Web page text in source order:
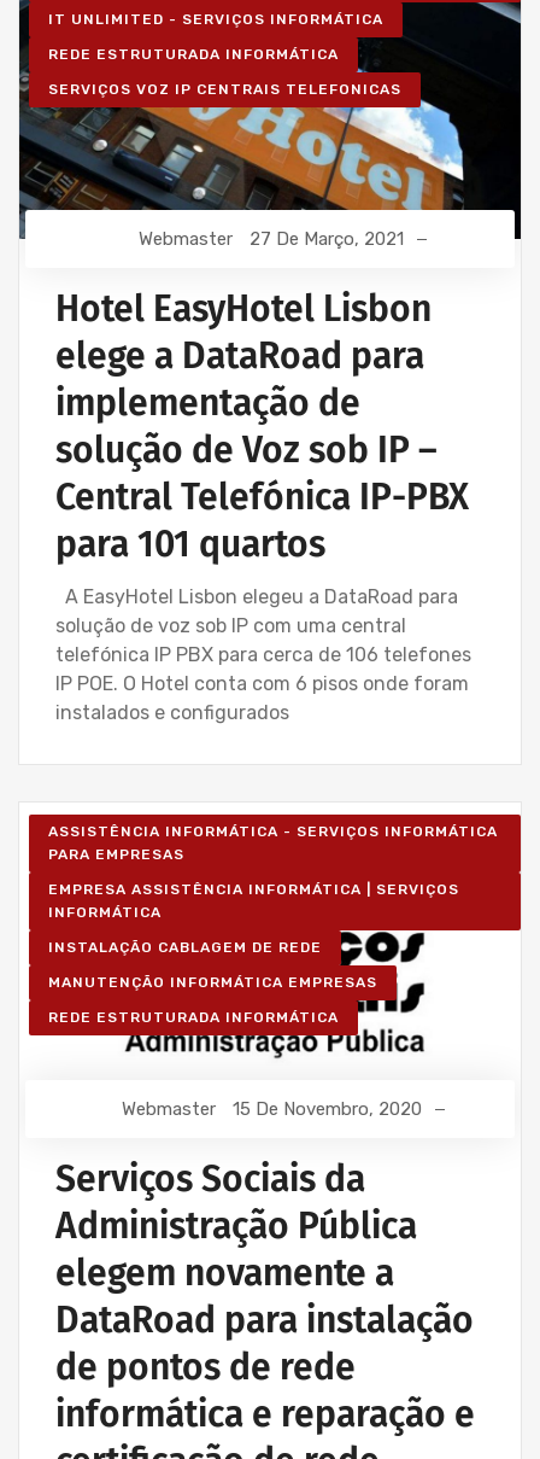
IT UNLIMITED - SERVIÇOS INFORMÁTICA
REDE ESTRUTURADA INFORMÁTICA
SERVIÇOS VOZ IP CENTRAIS TELEFONICAS
Webmaster 27 De Março, 2021
Hotel EasyHotel Lisbon
elege a DataRoad para
implementação de
solução de Voz sob IP –
Central Telefónica IP-PBX
para 101 quartos
A EasyHotel Lisbon elegeu a DataRoad para
solução de voz sob IP com uma central
telefónica IP PBX para cerca de 106 telefones
IP POE. O Hotel conta com 6 pisos onde foram
instalados e configurados
ASSISTÊNCIA INFORMÁTICA - SERVIÇOS INFORMÁTICA
PARA EMPRESAS
EMPRESA ASSISTÊNCIA INFORMÁTICA | SERVIÇOS
INFORMÁTICA
INSTALAÇÃO CABLAGEM DE REDE
MANUTENÇÃO INFORMÁTICA EMPRESAS
REDE ESTRUTURADA INFORMÁTICA
Webmaster 15 De Novembro, 2020
Serviços Sociais da
Administração Pública
elegem novamente a
DataRoad para instalação
de pontos de rede
informática e reparação e